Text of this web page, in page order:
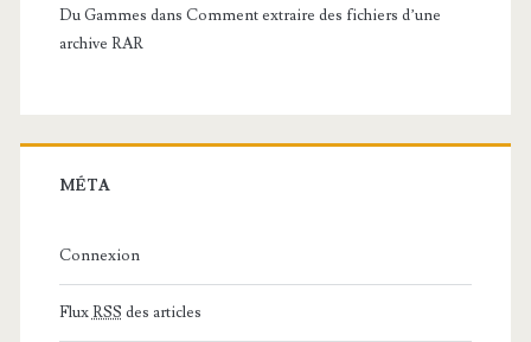
Du Gammes dans Comment extraire des fichiers d’une
archive RAR
MÉTA
Connexion
FluxRSS des articles